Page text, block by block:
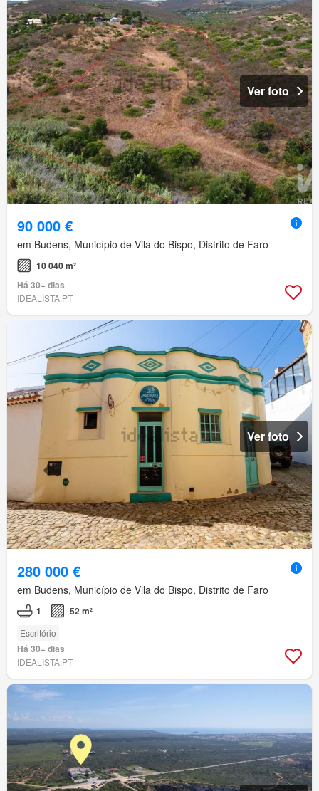
Ver foto
90 000 €
em Budens, Município de Vila do Bispo, Distrito de Faro
10 040 m²
Há 30+ dias
IDEALISTA.PT
Ver foto
280 000 €
em Budens, Município de Vila do Bispo, Distrito de Faro
1 52 m²
Escritório
Há 30+ dias
IDEALISTA.PT